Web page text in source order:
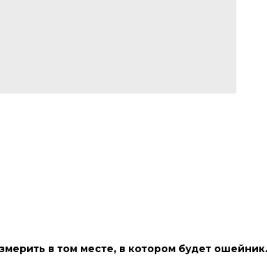
в том месте, в котором будет ошейник.